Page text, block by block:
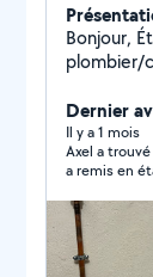
Bonjour, Étant en reconversion dans le métier de
plombier/
domaines
Dernier
Il y a 1 mois
Axel a
a remis en
des anciens mécanisme Nous
nous Recommandons Prix
Sympathique et soigneux !
faire appel à